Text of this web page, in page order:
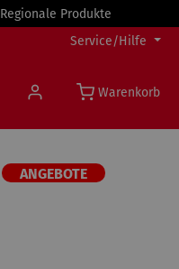
Regionale Produkte
Service/Hilfe
Warenkorb
ANGEBOTE